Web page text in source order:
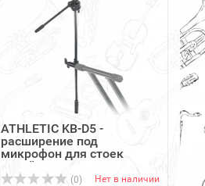
ATHLETIC KB-D5 -
расширение под
микрофон для стоек
серий ...
(0) Нет в наличии